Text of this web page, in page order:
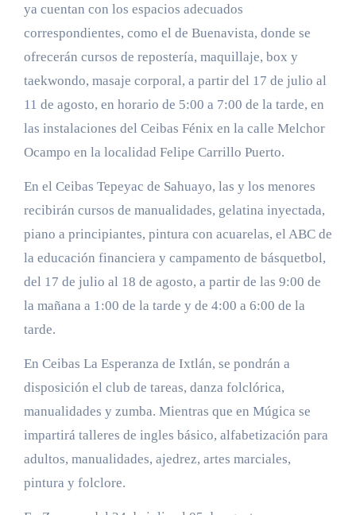
ya cuentan con los espacios adecuados
correspondientes, como el de Buenavista, donde se
ofrecerán cursos de repostería, maquillaje, box y
taekwondo, masaje corporal, a partir del 17 de julio al
11 de agosto, en horario de 5:00 a 7:00 de la tarde, en
las instalaciones del Ceibas Fénix en la calle Melchor
Ocampo en la localidad Felipe Carrillo Puerto.
En el Ceibas Tepeyac de Sahuayo, las y los menores
recibirán cursos de manualidades, gelatina inyectada,
piano a principiantes, pintura con acuarelas, el ABC de
la educación financiera y campamento de básquetbol,
del 17 de julio al 18 de agosto, a partir de las 9:00 de
la mañana a 1:00 de la tarde y de 4:00 a 6:00 de la
tarde.
En Ceibas La Esperanza de Ixtlán, se pondrán a
disposición el club de tareas, danza folclórica,
manualidades y zumba. Mientras que en Múgica se
impartirá talleres de ingles básico, alfabetización para
adultos, manualidades, ajedrez, artes marciales,
pintura y folclore.